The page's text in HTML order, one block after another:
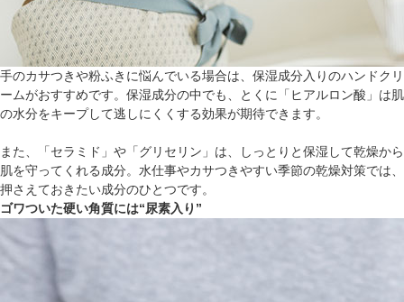
手のカサつきや粉ふきに悩んでいる場合は、保湿成分入りのハンドクリ
ームがおすすめです。保湿成分の中でも、とくに「ヒアルロン酸」は肌
の水分をキープして逃しにくくする効果が期待できます。
また、「セラミド」や「グリセリン」は、しっとりと保湿して乾燥から
肌を守ってくれる成分。水仕事やカサつきやすい季節の乾燥対策では、
押さえておきたい成分のひとつです。
ゴワついた硬い角質には“尿素入り”